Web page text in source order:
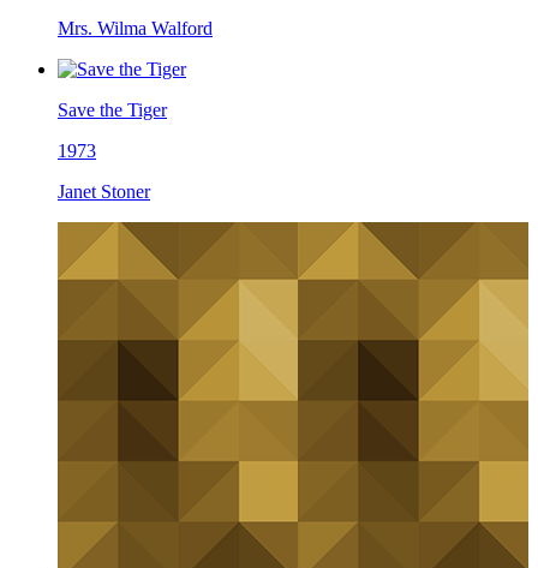
Mrs. Wilma Walford
Save the Tiger
1973
Janet Stoner